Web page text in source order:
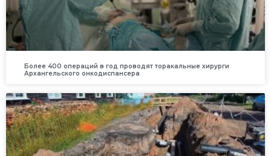
Более 400 операций в год проводят торакальные хирурги
Архангельского онкодиспансера